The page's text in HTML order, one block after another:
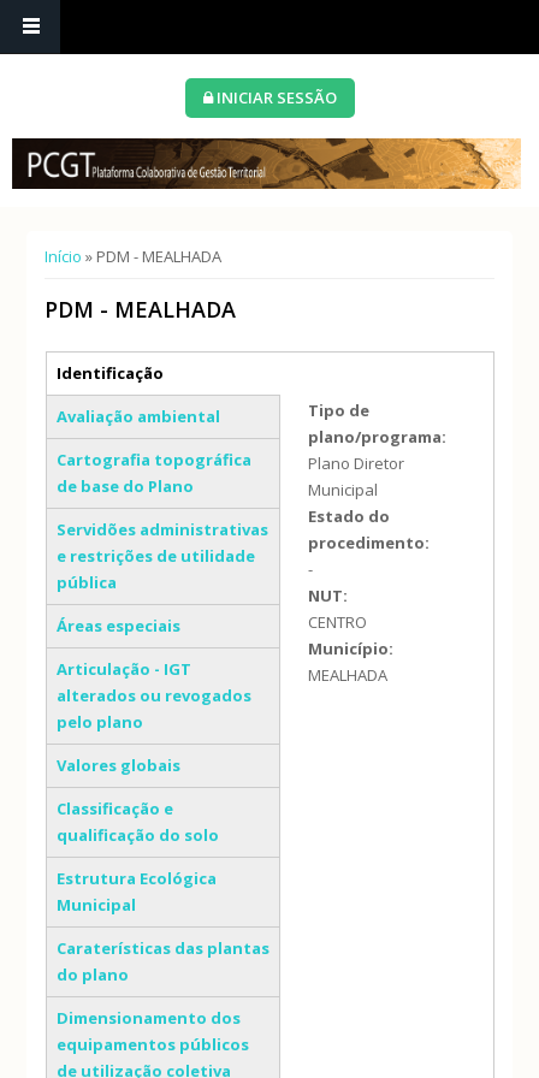
INICIAR SESSÃO
Está aqui
Início » PDM - MEALHADA
PDM - MEALHADA
Separadores verticais
Identificação
(separador ativo)
Avaliação ambiental
Cartografia topográfica
de base do Plano
Servidões administrativas
e restrições de utilidade
pública
Áreas especiais
Articulação - IGT
alterados ou revogados
pelo plano
Valores globais
Classificação e
qualificação do solo
Estrutura Ecológica
Municipal
Caraterísticas das plantas
do plano
Dimensionamento dos
equipamentos públicos
de utilização coletiva
Tipo de
plano/programa:
Plano Diretor
Municipal
Estado do
procedimento:
-
NUT:
CENTRO
Município:
MEALHADA